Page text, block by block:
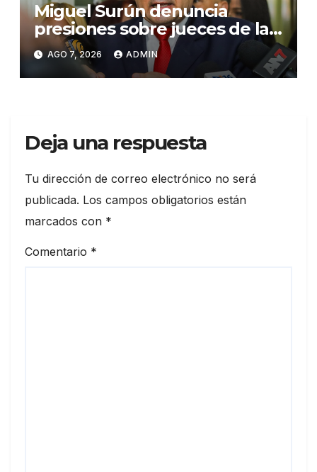
Miguel Surún denuncia
presiones sobre jueces de la
Suprema Corte de Justicia
AGO 7, 2026 ADMIN
Deja una respuesta
Tu dirección de correo electrónico no será
publicada. Los campos obligatorios están
marcados con *
Comentario *